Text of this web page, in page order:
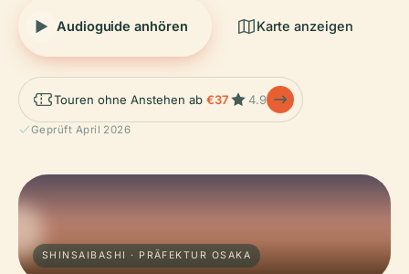
Audioguide anhören Karte anzeigen
Touren ohne Anstehen ab €37 4.9
Geprüft April 2026
SHINSAIBASHI · PRÄFEKTUR OSAKA